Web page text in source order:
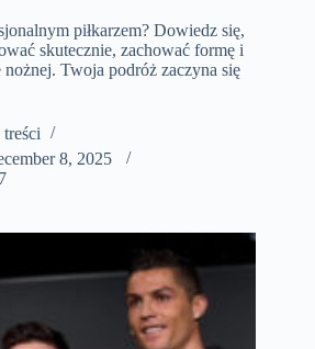
piłkarzem? Dowiedz się,
skutecznie, zachować formę i
Twoja podróż zaczyna się
treści
8, 2025